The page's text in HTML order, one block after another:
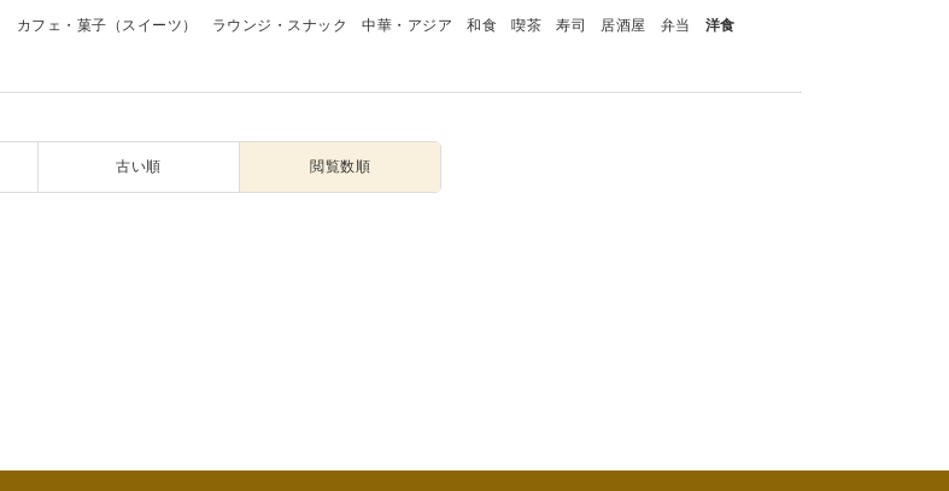
カフェ・菓子（スイーツ） ラウンジ・スナック 中華・アジア 和食 喫茶 寿司 居酒屋 弁当
洋食
古い順 閲覧数順